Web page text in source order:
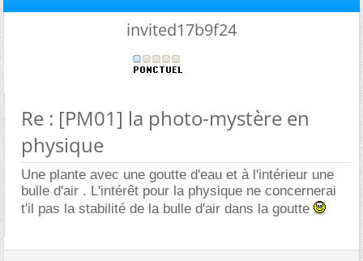
invited17b9f24
Re : [PM01] la photo-mystère en
physique
Une plante avec une goutte d'eau et à l'intérieur une
bulle d'air . L'intérêt pour la physique ne concernerai
t'il pas la stabilité de la bulle d'air dans la goutte